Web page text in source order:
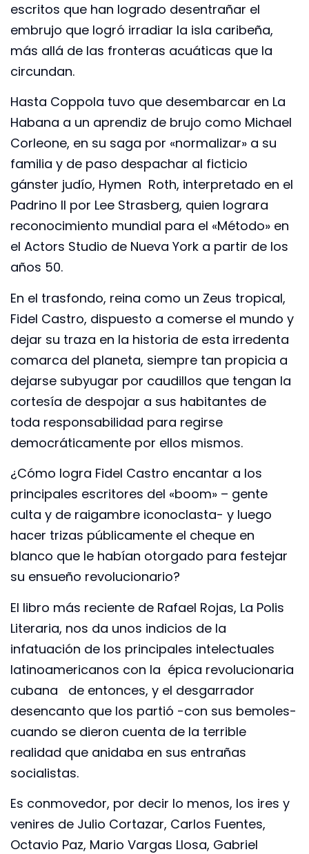
escritos que han logrado desentrañar el
embrujo que logró irradiar la isla caribeña,
más allá de las fronteras acuáticas que la
circundan.
Hasta Coppola tuvo que desembarcar en La
Habana a un aprendiz de brujo como Michael
Corleone, en su saga por «normalizar» a su
familia y de paso despachar al ficticio
gánster judío, Hymen Roth, interpretado en el
Padrino II por Lee Strasberg, quien lograra
reconocimiento mundial para el «Método» en
el Actors Studio de Nueva York a partir de los
años 50.
En el trasfondo, reina como un Zeus tropical,
Fidel Castro, dispuesto a comerse el mundo y
dejar su traza en la historia de esta irredenta
comarca del planeta, siempre tan propicia a
dejarse subyugar por caudillos que tengan la
cortesía de despojar a sus habitantes de
toda responsabilidad para regirse
democráticamente por ellos mismos.
¿Cómo logra Fidel Castro encantar a los
principales escritores del «boom» – gente
culta y de raigambre iconoclasta- y luego
hacer trizas públicamente el cheque en
blanco que le habían otorgado para festejar
su ensueño revolucionario?
El libro más reciente de Rafael Rojas, La Polis
Literaria, nos da unos indicios de la
infatuación de los principales intelectuales
latinoamericanos con la épica revolucionaria
cubana de entonces, y el desgarrador
desencanto que los partió -con sus bemoles-
cuando se dieron cuenta de la terrible
realidad que anidaba en sus entrañas
socialistas.
Es conmovedor, por decir lo menos, los ires y
venires de Julio Cortazar, Carlos Fuentes,
Octavio Paz, Mario Vargas Llosa, Gabriel